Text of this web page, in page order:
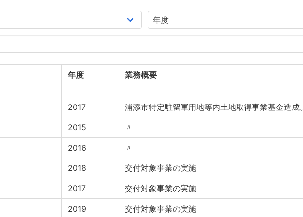
年度 業務概要
2017 浦添市特定駐留軍用地等内土地取得事業基金造成。
2015 〃
2016 〃
2018 交付対象事業の実施
2017 交付対象事業の実施
2019 交付対象事業の実施